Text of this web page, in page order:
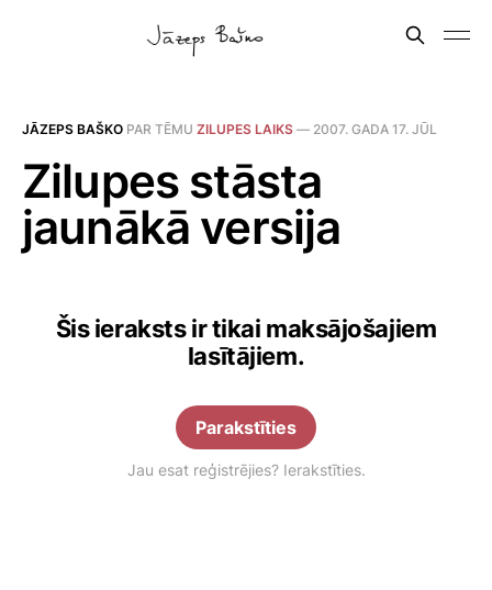
JĀZEPS BAŠKO PAR TĒMU ZILUPES LAIKS — 2007. GADA 17. JŪL
Zilupes stāsta
jaunākā versija
Šis ieraksts ir tikai maksājošajiem
lasītājiem.
Parakstīties
Jau esat reģistrējies? Ierakstīties.